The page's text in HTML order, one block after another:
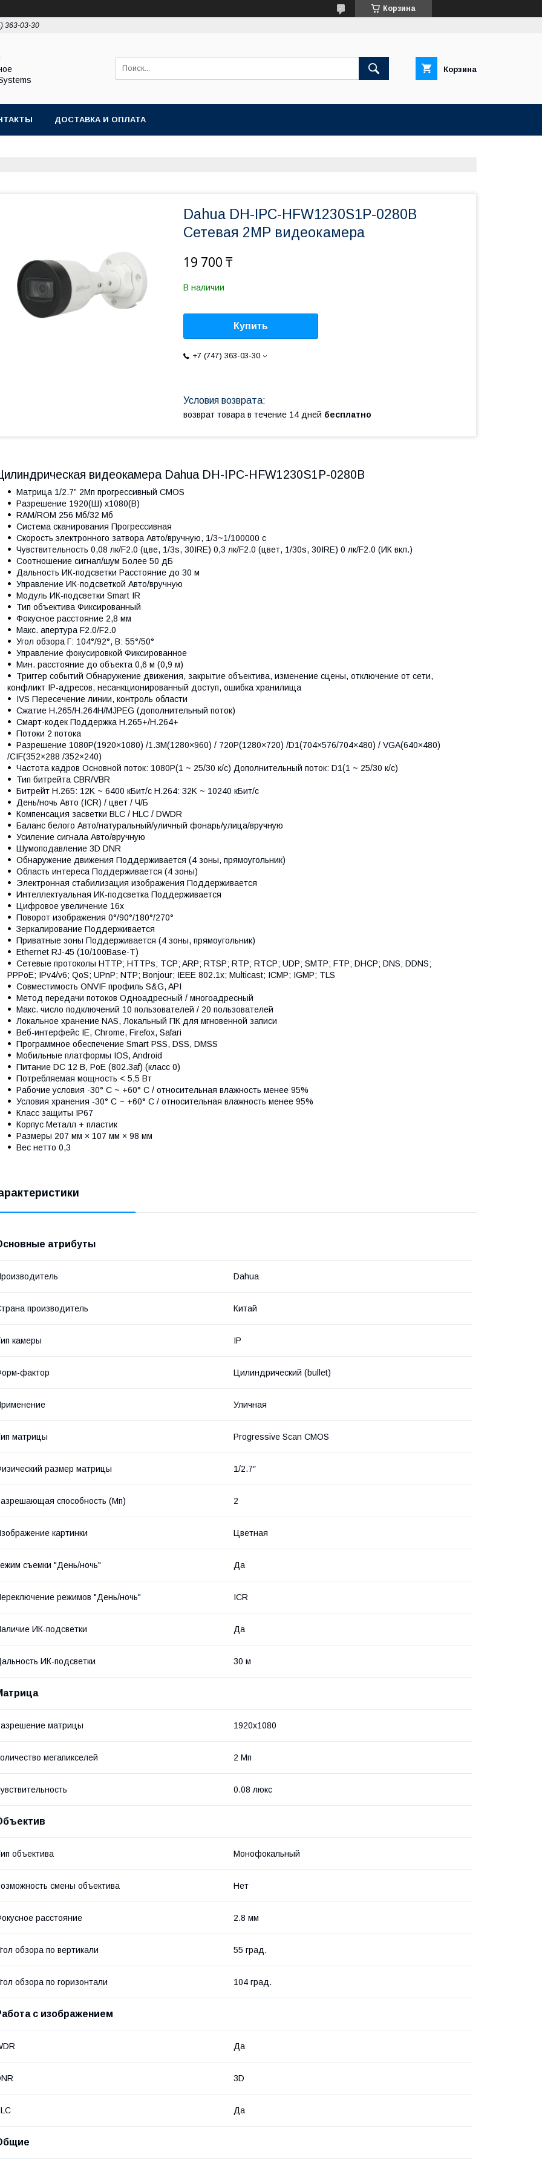
Корзина
363-03-30
Корзина
ДОСТАВКА И ОПЛАТА
Dahua DH-IPC-HFW1230S1P-0280B
Сетевая 2MP видеокамера
19 700 ₸
В наличии
Купить
+7 (747) 363-03-30
возврат товара в течение 14 дней бесплатно
видеокамера Dahua DH-IPC-HFW1230S1P-0280B
Матрица 1/2.7” 2Мп прогрессивный CMOS
Разрешение 1920(Ш) x1080(В)
RAM/ROM 256 Мб/32 Мб
Система сканирования Прогрессивная
Скорость электронного затвора Авто/вручную, 1/3~1/100000 с
Чувствительность 0,08 лк/F2.0 (цве, 1/3s, 30IRE) 0,3 лк/F2.0 (цвет, 1/30s, 30IRE) 0 лк/F2.0 (ИК вкл.)
Соотношение сигнал/шум Более 50 дБ
Дальность ИК-подсветки Расстояние до 30 м
Управление ИК-подсветкой Авто/вручную
Модуль ИК-подсветки Smart IR
Тип объектива Фиксированный
Фокусное расстояние 2,8 мм
Макс. апертура F2.0/F2.0
Угол обзора Г: 104°/92°, В: 55°/50°
Управление фокусировкой Фиксированное
Мин. расстояние до объекта 0,6 м (0,9 м)
Триггер событий Обнаружение движения, закрытие объектива, изменение сцены, отключение от сети,
конфликт IP-адресов, несанкционированный доступ, ошибка хранилища
IVS Пересечение линии, контроль области
Сжатие H.265/H.264H/MJPEG (дополнительный поток)
Смарт-кодек Поддержка H.265+/H.264+
Потоки 2 потока
Разрешение 1080P(1920×1080) /1.3M(1280×960) / 720P(1280×720) /D1(704×576/704×480) / VGA(640×480)
/CIF(352×288 /352×240)
Частота кадров Основной поток: 1080P(1 ~ 25/30 к/с) Дополнительный поток: D1(1 ~ 25/30 к/с)
Тип битрейта CBR/VBR
Битрейт H.265: 12K ~ 6400 кБит/с H.264: 32K ~ 10240 кБит/с
День/ночь Авто (ICR) / цвет / Ч/Б
Компенсация засветки BLC / HLC / DWDR
Баланс белого Авто/натуральный/уличный фонарь/улица/вручную
Усиление сигнала Авто/вручную
Шумоподавление 3D DNR
Обнаружение движения Поддерживается (4 зоны, прямоугольник)
Область интереса Поддерживается (4 зоны)
Электронная стабилизация изображения Поддерживается
Интеллектуальная ИК-подсветка Поддерживается
Цифровое увеличение 16x
Поворот изображения 0°/90°/180°/270°
Зеркалирование Поддерживается
Приватные зоны Поддерживается (4 зоны, прямоугольник)
Ethernet RJ-45 (10/100Base-T)
Сетевые протоколы HTTP; HTTPs; TCP; ARP; RTSP; RTP; RTCP; UDP; SMTP; FTP; DHCP; DNS; DDNS;
PPPoE; IPv4/v6; QoS; UPnP; NTP; Bonjour; IEEE 802.1x; Multicast; ICMP; IGMP; TLS
Совместимость ONVIF профиль S&G, API
Метод передачи потоков Одноадресный / многоадресный
Макс. число подключений 10 пользователей / 20 пользователей
Локальное хранение NAS, Локальный ПК для мгновенной записи
Веб-интерфейс IE, Chrome, Firefox, Safari
Программное обеспечение Smart PSS, DSS, DMSS
Мобильные платформы IOS, Android
Питание DC 12 В, PoE (802.3af) (класс 0)
Потребляемая мощность < 5,5 Вт
Рабочие условия -30° C ~ +60° C / относительная влажность менее 95%
Условия хранения -30° C ~ +60° C / относительная влажность менее 95%
Класс защиты IP67
Корпус Металл + пластик
Размеры 207 мм × 107 мм × 98 мм
Вес нетто 0,3
атрибуты
Dahua
производитель Китай
камеры IP
фактор Цилиндрический (bullet)
Уличная
матрицы Progressive Scan CMOS
размер матрицы 1/2.7″
способность (Мп) 2
картинки Цветная
съемки "День/ночь" Да
режимов "День/ночь" ICR
ИК-подсветки Да
ИК-подсветки 30 м
матрицы 1920x1080
мегапикселей 2 Мп
0.08 люкс
объектива Монофокальный
смены объектива Нет
расстояние 2.8 мм
обзора по вертикали 55 град.
обзора по горизонтали 104 град.
с изображением
Да
3D
Да